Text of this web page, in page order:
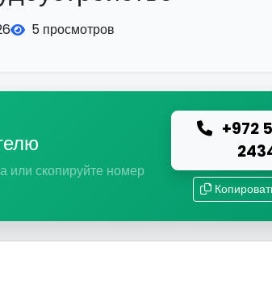
5 просмотров
или скопируйте номер
+972